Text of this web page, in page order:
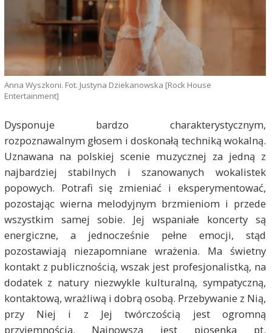
Anna Wyszkoni. Fot. Justyna Dziekanowska [Rock House
Entertainment]
Dysponuje bardzo charakterystycznym,
rozpoznawalnym głosem i doskonałą techniką wokalną.
Uznawana na polskiej scenie muzycznej za jedną z
najbardziej stabilnych i szanowanych wokalistek
popowych. Potrafi się zmieniać i eksperymentować,
pozostając wierna melodyjnym brzmieniom i przede
wszystkim samej sobie. Jej wspaniałe koncerty są
energiczne, a jednocześnie pełne emocji, stąd
pozostawiają niezapomniane wrażenia. Ma świetny
kontakt z publicznością, wszak jest profesjonalistką, na
dodatek z natury niezwykle kulturalną, sympatyczną,
kontaktową, wrażliwą i dobrą osobą. Przebywanie z Nią,
przy Niej i z Jej twórczością jest ogromną
przyjemnością. Najnowszą jest piosenka pt.